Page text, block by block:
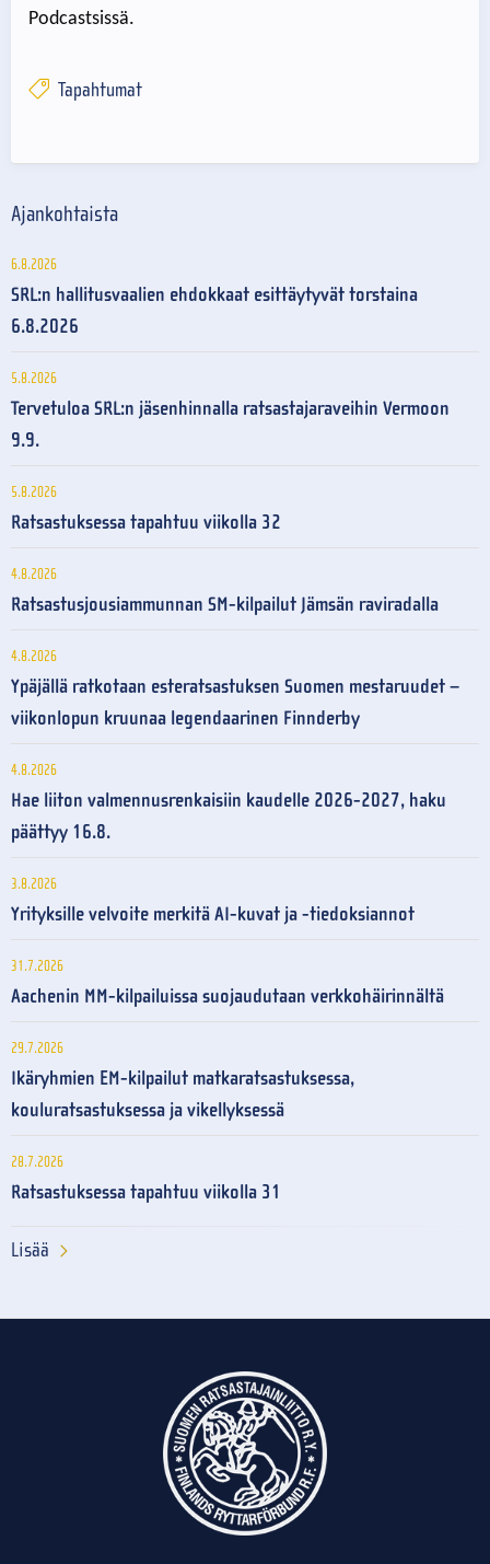
Podcastsissä.
Tapahtumat
Ajankohtaista
6.8.2026
SRL:n hallitusvaalien ehdokkaat esittäytyvät torstaina
6.8.2026
5.8.2026
Tervetuloa SRL:n jäsenhinnalla ratsastajaraveihin Vermoon
9.9.
5.8.2026
Ratsastuksessa tapahtuu viikolla 32
4.8.2026
Ratsastusjousiammunnan SM-kilpailut Jämsän raviradalla
4.8.2026
Ypäjällä ratkotaan esteratsastuksen Suomen mestaruudet –
viikonlopun kruunaa legendaarinen Finnderby
4.8.2026
Hae liiton valmennusrenkaisiin kaudelle 2026-2027, haku
päättyy 16.8.
3.8.2026
Yrityksille velvoite merkitä AI-kuvat ja -tiedoksiannot
31.7.2026
Aachenin MM-kilpailuissa suojaudutaan verkkohäirinnältä
29.7.2026
Ikäryhmien EM-kilpailut matkaratsastuksessa,
kouluratsastuksessa ja vikellyksessä
28.7.2026
Ratsastuksessa tapahtuu viikolla 31
Lisää